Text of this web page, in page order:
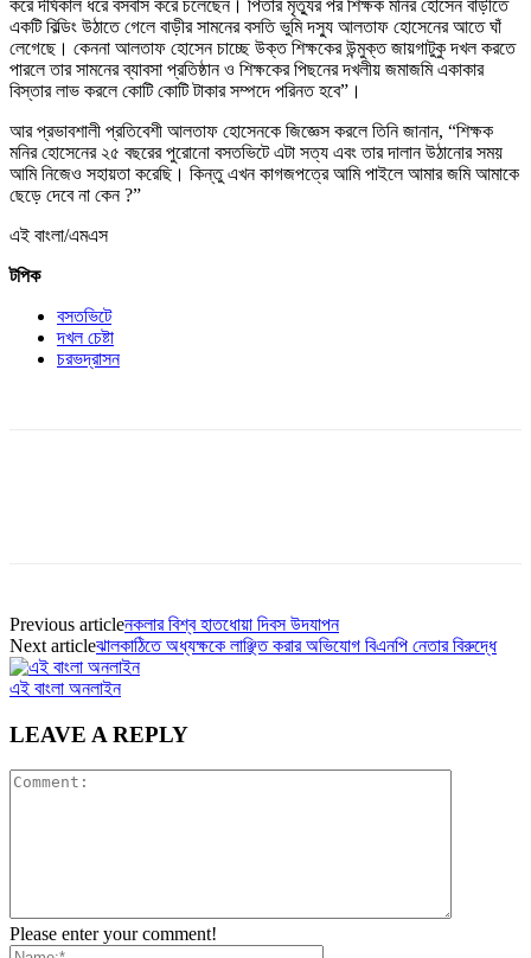
করে দীর্ঘকাল ধরে বসবাস করে চলেছেন। পিতার মৃত্যুর পর শিক্ষক মনির হোসেন বাড়ীতে
একটি বিল্ডিং উঠাতে গেলে বাড়ীর সামনের বসতি ভুমি দস্যু আলতাফ হোসেনের আতে ঘাঁ
লেগেছে। কেননা আলতাফ হোসেন চাচ্ছে উক্ত শিক্ষকের উন্মুক্ত জায়গাটুকু দখল করতে
পারলে তার সামনের ব্যাবসা প্রতিষ্ঠান ও শিক্ষকের পিছনের দখলীয় জমাজমি একাকার
বিস্তার লাভ করলে কোটি কোটি টাকার সম্পদে পরিনত হবে”।
আর প্রভাবশালী প্রতিবেশী আলতাফ হোসেনকে জিজ্ঞেস করলে তিনি জানান, “শিক্ষক
মনির হোসেনের ২৫ বছরের পুরোনো বসতভিটে এটা সত্য এবং তার দালান উঠানোর সময়
আমি নিজেও সহায়তা করেছি। কিন্তু এখন কাগজপত্রে আমি পাইলে আমার জমি আমাকে
ছেড়ে দেবে না কেন ?”
এই বাংলা/এমএস
টপিক
বসতভিটে
দখল চেষ্টা
চরভদ্রাসন
Previous articleনকলার বিশ্ব হাতধোয়া দিবস উদযাপন
Next articleঝালকাঠিতে ‎অধ্যক্ষকে লাঞ্ছিত করার অভিযোগ বিএনপি নেতার বিরুদ্ধে
এই বাংলা অনলাইন
LEAVE A REPLY
Please enter your comment!